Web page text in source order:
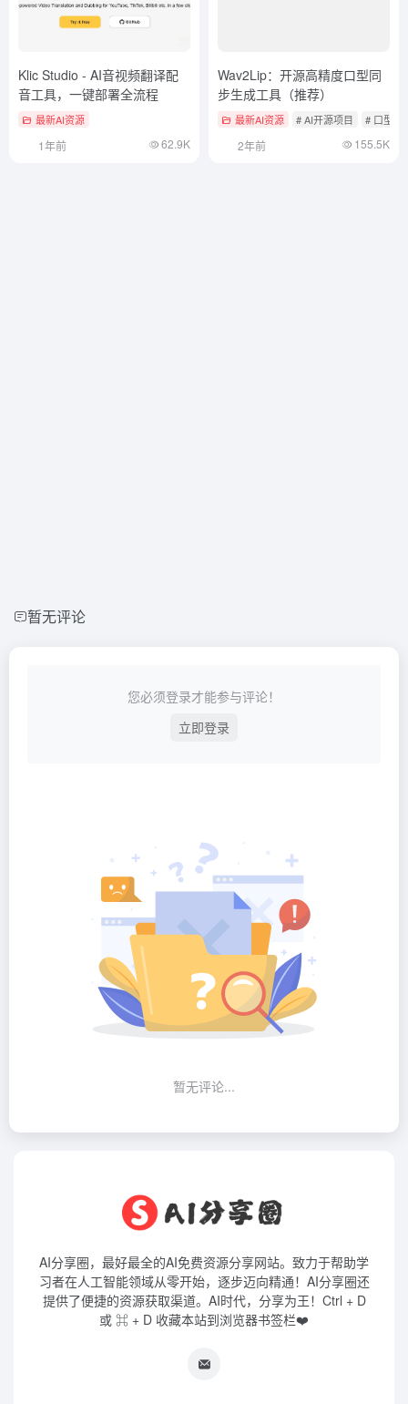
Klic Studio - AI音视频翻译配
音工具，一键部署全流程
最新AI资源
1年前 62.9K
Wav2Lip：开源高精度口型同
步生成工具（推荐）
最新AI资源 # AI开源项目 # 口型同
2年前 155.5K
暂无评论
您必须登录才能参与评论！
立即登录
暂无评论...
AI分享圈，最好最全的AI免费资源分享网站。致力于帮助学
习者在人工智能领域从零开始，逐步迈向精通！AI分享圈还
提供了便捷的资源获取渠道。AI时代，分享为王！Ctrl + D
或 ⌘ + D 收藏本站到浏览器书签栏❤️